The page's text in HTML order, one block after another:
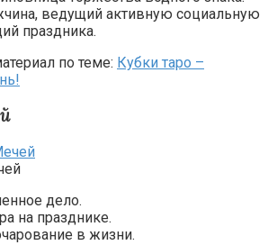
ведущий активную социальную
праздника.
по теме: Кубки таро –
дело.
на празднике.
в жизни.